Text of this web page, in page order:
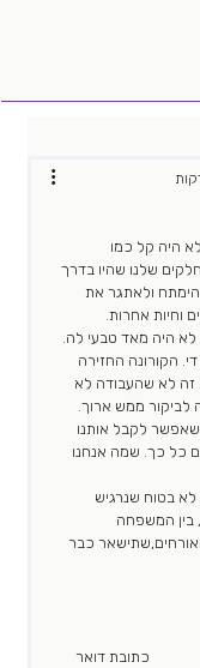
היה קל כמו
שלנו שהיו בדרך
ולאתגר את
וחיות אחרות.
היה מאד טבעי לה.
הקורונה החזירה
זה לא שהעבודה לא
לביקור ממש ארוך.
שאפשר לקבל אותנו
כל כך. שמה אנחנו
בטוח שנרגיש
בין המשפחה
כבר
							כתובת דואר